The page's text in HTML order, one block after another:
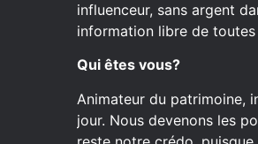
influenceur, sans argent
information libre de
Qui êtes vous?
Animateur du patrimoine,
jour. Nous devenons les